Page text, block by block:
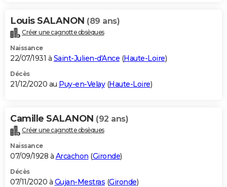
Louis SALANON (89 ans)
Créer une cagnotte obsèques
Naissance
22/07/1931 à Saint-Julien-d'Ance (Haute-Loire)
Décès
21/12/2020 au Puy-en-Velay(Haute-Loire)
Camille SALANON (92 ans)
Créer une cagnotte obsèques
Naissance
07/09/1928 à Arcachon (Gironde)
Décès
07/11/2020 à Gujan-Mestras (Gironde)